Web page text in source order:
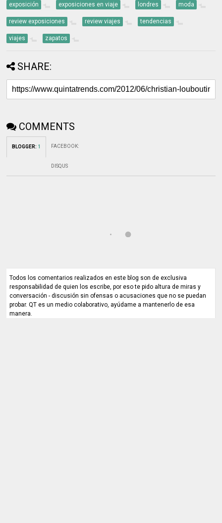
exposición exposiciones en viaje londres moda
review exposiciones review viajes tendencias
viajes zapatos
SHARE:
COMMENTS
BLOGGER: 1 FACEBOOK:
DISQUS
Todos los comentarios realizados en este blog son de exclusiva
responsabilidad de quien los escribe, por eso te pido altura de miras y
conversación - discusión sin ofensas o acusaciones que no se puedan
probar. QT es un medio colaborativo, ayúdame a mantenerlo de esa
manera.